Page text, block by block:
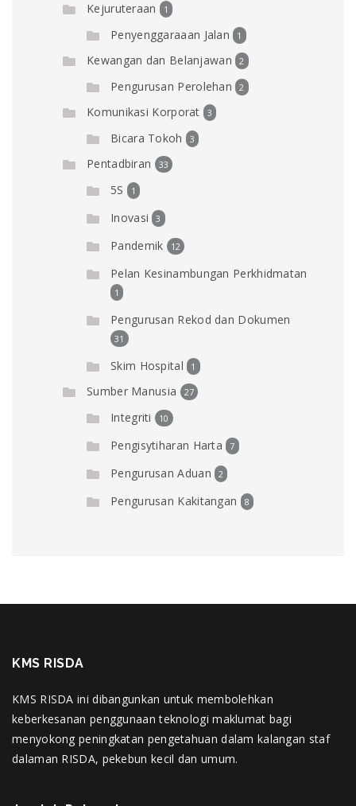
Kejuruteraan 1
Penyenggaraaan Jalan 1
Kewangan dan Belanjawan 2
Pengurusan Perolehan 2
Komunikasi Korporat 3
Bicara Tokoh 3
Pentadbiran 33
5S 1
Inovasi 3
Pandemik 12
Pelan Kesinambungan Perkhidmatan
1
Pengurusan Rekod dan Dokumen
31
Skim Hospital 1
Sumber Manusia 27
Integriti 10
Pengisytiharan Harta 7
Pengurusan Aduan 2
Pengurusan Kakitangan 8
KMS RISDA
KMS RISDA ini dibangunkan untuk membolehkan
keberkesanan penggunaan teknologi maklumat bagi
menyokong peningkatan pengetahuan dalam kalangan staf
dalaman RISDA, pekebun kecil dan umum.